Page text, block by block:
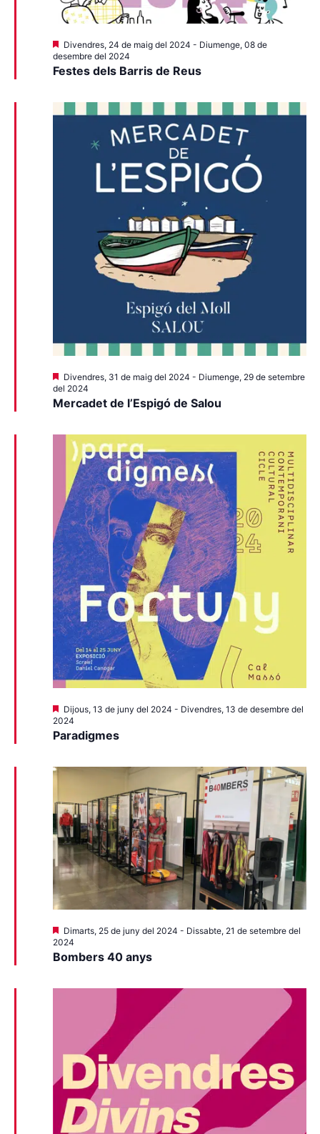
Festes dels Barris de Reus
Destacats
Divendres, 24 de maig del 2024 - Diumenge, 08 de
desembre del 2024
Mercadet de l’Espigó de Salou
Destacats
Divendres, 31 de maig del 2024 - Diumenge, 29 de setembre
del 2024
Paradigmes
Destacats
Dijous, 13 de juny del 2024 - Divendres, 13 de desembre del
2024
Bombers 40 anys
Destacats
Dimarts, 25 de juny del 2024 - Dissabte, 21 de setembre del
2024